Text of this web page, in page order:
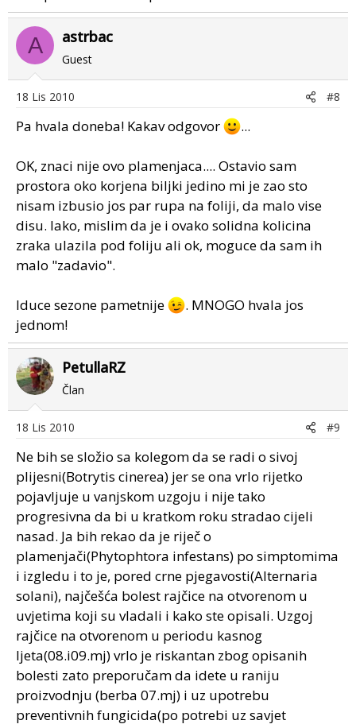
A astrbac
Guest
18 Lis 2010 #8
Pa hvala doneba! Kakav odgovor ...
OK, znaci nije ovo plamenjaca.... Ostavio sam
prostora oko korjena biljki jedino mi je zao sto
nisam izbusio jos par rupa na foliji, da malo vise
disu. Iako, mislim da je i ovako solidna kolicina
zraka ulazila pod foliju ali ok, moguce da sam ih
malo "zadavio".
Iduce sezone pametnije
. MNOGO hvala jos
jednom!
PetullaRZ
Član
18 Lis 2010 #9
Ne bih se složio sa kolegom da se radi o sivoj
plijesni(Botrytis cinerea) jer se ona vrlo rijetko
pojavljuje u vanjskom uzgoju i nije tako
progresivna da bi u kratkom roku stradao cijeli
nasad. Ja bih rekao da je riječ o
plamenjači(Phytophtora infestans) po simptomima
i izgledu i to je, pored crne pjegavosti(Alternaria
solani), najčešća bolest rajčice na otvorenom u
uvjetima koji su vladali i kako ste opisali. Uzgoj
rajčice na otvorenom u periodu kasnog
ljeta(08.i09.mj) vrlo je riskantan zbog opisanih
bolesti zato preporučam da idete u raniju
proizvodnju (berba 07.mj) i uz upotrebu
preventivnih fungicida(po potrebi uz savjet